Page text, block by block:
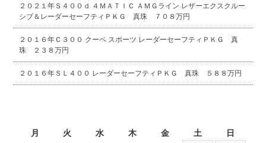
２０２１年Ｓ４００ｄ ４ＭＡＴＩＣ ＡＭＧライン レザーエクスクルー
シブ＆レーダーセーフティＰＫＧ 真珠 ７０８万円
２０１６年Ｃ３００ クーペ スポーツ レーダーセーフティＰＫＧ 真
珠 ２３８万円
２０１６年ＳＬ４００ レーダーセーフティＰＫＧ 真珠 ５８８万円
月 火 水 木 金 土 日